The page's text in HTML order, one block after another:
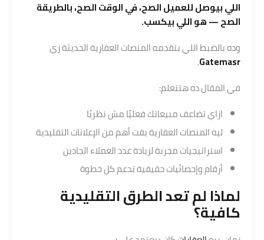
اللي بيوصل للعميل الصح، في الوقت الصح، بالطريقة
الصح — هو اللي بيكسب.
وده بالضبط اللي بتقدمه المنصات العقارية الحديثة زي
Gatemasr
.
في المقال ده هتتعلم:
ازاي تضاعف مبيعاتك فعليًا مش نظريًا
ليه المنصات العقارية بقت أهم من الإعلانات التقليدية
استراتيجيات مجربة لزيادة عدد العملاء الجادين
أرقام وإحصائيات حقيقية تدعم كل خطوة
لماذا لم تعد الطرق التقليدية
كافية؟